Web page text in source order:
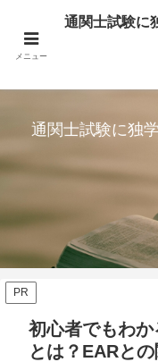
通関士試験に独
PR
初心者でもわ
とは？EARと
メニュー
通関士試験に